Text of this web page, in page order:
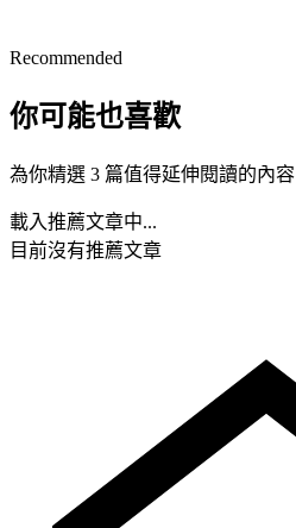
Recommended
你可能也喜歡
為你精選 3 篇值得延伸閱讀的內容
載入推薦文章中...
目前沒有推薦文章